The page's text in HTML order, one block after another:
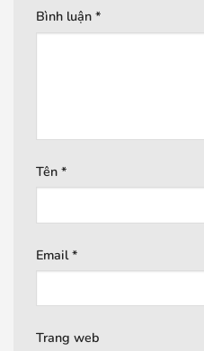
Bình luận *
Tên *
Email*
Trang web